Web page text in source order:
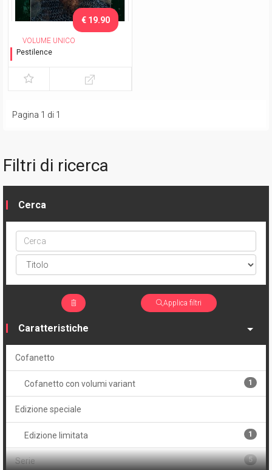
VOLUME UNICO
Pestilence
€ 19.90
Pagina 1 di 1
Filtri di ricerca
Cerca
Cerca
ptype
Applica filtri
Caratteristiche
Cofanetto
Cofanetto con volumi variant 1
Edizione speciale
Edizione limitata 1
Serie 5